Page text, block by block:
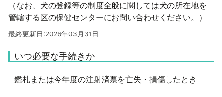
（なお、犬の登録等の制度全般に関しては犬の所在地を
管轄する区の保健センターにお問い合わせください。）
最終更新日:2026年03月31日
いつ必要な手続きか
鑑札または今年度の注射済票を亡失・損傷したとき